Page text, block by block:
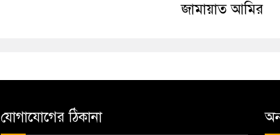
জামায়াত আমির
যোগাযোগের ঠিকানা